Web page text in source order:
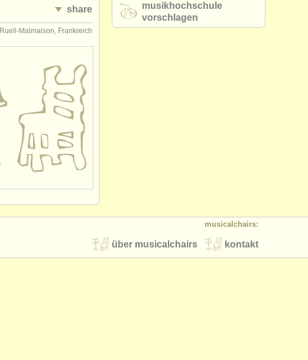
share
Rueil-Malmaison, Frankreich
musikhochschule
vorschlagen
musicalchairs:
kontakt
über musicalchairs